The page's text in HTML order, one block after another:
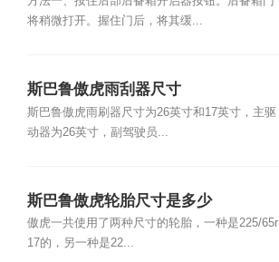
将稍微打开。握住门后，将其缓...
斯巴鲁傲虎雨刮器尺寸
斯巴鲁傲虎雨刷器尺寸为26英寸和17英寸，主驱
动器为26英寸，副驾驶员...
斯巴鲁傲虎轮胎尺寸是多少
傲虎一共使用了两种尺寸的轮胎，一种是225/65r
17的，另一种是22...